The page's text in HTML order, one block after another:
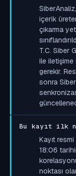
içerik
çıkarma
T.C. Siber
ile
gerekir.
sonra
Bu kayıt ilk
Kayıt
18:06
noktası